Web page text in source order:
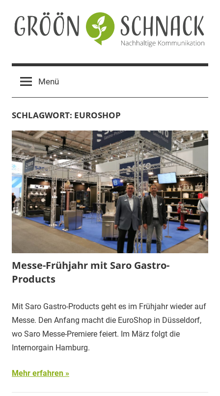
Inhalt
springen
Gröön
Schnack
Menü
SCHLAGWORT: EUROSHOP
Messe-Frühjahr mit Saro Gastro-
Products
Mit Saro Gastro-Products geht es im Frühjahr wieder auf
Messe. Den Anfang macht die EuroShop in Düsseldorf,
wo Saro Messe-Premiere feiert. Im März folgt die
Internorgain Hamburg.
Mehr erfahren